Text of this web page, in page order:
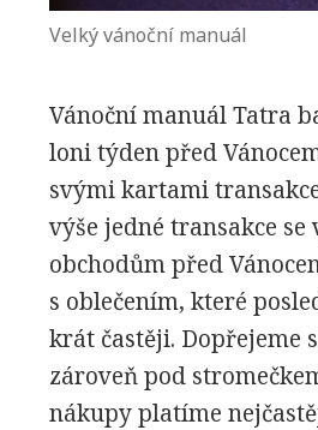
Velký vánoční manuál
Vánoční manuál Tatra
loni týden před
svými kartami
výše jedné transakce
obchodům před
s oblečením, které
krát častěji. Dopřejeme
zároveň pod
nákupy platíme